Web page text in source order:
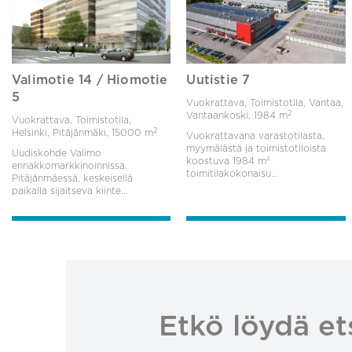
Valimotie 14 / Hiomotie
5
Vuokrattava, Toimistotila,
Helsinki, Pitäjänmäki, 15000 m2
Uudiskohde Valimo
ennakkomarkkinoinnissa.
Pitäjänmäessä, keskeisellä
paikalla sijaitseva kiinte...
Uutistie 7
Vuokrattava, Toimistotila, Vantaa,
Vantaankoski,1984 m2
Vuokrattavana varastotilasta,
myymälästä ja toimistotiloista
koostuva 1984 m²
toimitilakokonaisu...
Etkö löydä